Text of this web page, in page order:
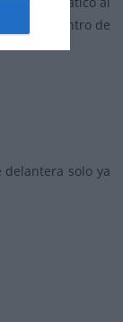
desde dentro de
solo ya